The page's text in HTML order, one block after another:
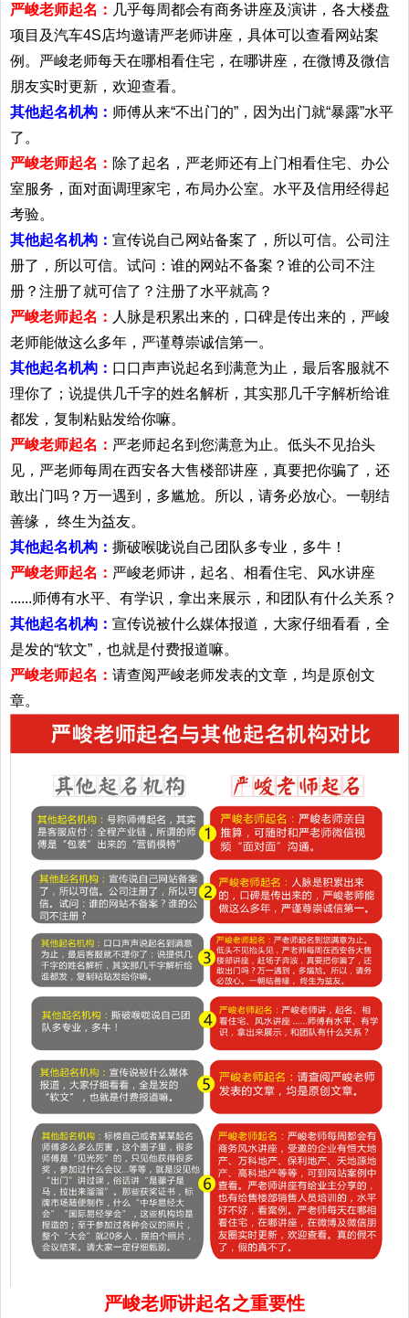
严峻老师起名： 几乎每周都会有商务讲座及演讲，各大楼盘
项目及汽车4S店均邀请严老师讲座，具体可以查看网站案
例。严峻老师每天在哪相看住宅，在哪讲座，在微博及微信
朋友实时更新，欢迎查看。
其他起名机构： 师傅从来“不出门的”，因为出门就“暴露”水平
了。
严峻老师起名： 除了起名，严老师还有上门相看住宅、办公
室服务，面对面调理家宅，布局办公室。水平及信用经得起
考验。
其他起名机构： 宣传说自己网站备案了，所以可信。公司注
册了，所以可信。试问：谁的网站不备案？谁的公司不注
册？注册了就可信了？注册了水平就高？
严峻老师起名： 人脉是积累出来的，口碑是传出来的，严峻
老师能做这么多年，严谨尊崇诚信第一。
其他起名机构： 口口声声说起名到满意为止，最后客服就不
理你了；说提供几千字的姓名解析，其实那几千字解析给谁
都发，复制粘贴发给你嘛。
严峻老师起名： 严老师起名到您满意为止。低头不见抬头
见，严老师每周在西安各大售楼部讲座，真要把你骗了，还
敢出门吗？万一遇到，多尴尬。所以，请务必放心。一朝结
善缘， 终生为益友。
其他起名机构： 撕破喉咙说自己团队多专业，多牛！
严峻老师起名： 严峻老师讲，起名、相看住宅、风水讲座
......师傅有水平、有学识，拿出来展示，和团队有什么关系？
其他起名机构： 宣传说被什么媒体报道，大家仔细看看，全
是发的“软文”，也就是付费报道嘛。
严峻老师起名： 请查阅严峻老师发表的文章，均是原创文
章。
严峻老师讲起名之重要性